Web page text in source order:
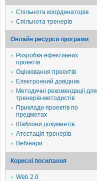
Спільнота координаторів
Спільнота тренерів
Онлайн ресурси програми
Розробка ефективних
проектів
Оцінювання проектів
Електронний довідник
Методичні рекомендації для
тренерів-методистів
Приклади проектів по
предметах
Шаблони документів
Атестація тренерів
Вебінари
Корисні посилання
Web 2.0